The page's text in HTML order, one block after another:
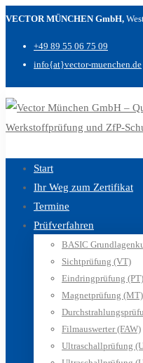
VECTOR MÜNCHEN GmbH,
+49 89 55 06 75 09
info{at}vector-muenchen.de
Start
Ihr Weg zum Zertifikat
Termine
Prüfverfahren
BASIC
Sichtprüfung (VT)
Eindringprüfung (PT)
Magnetprüfung (MT)
Filmauswerter (FAW)
Ultraschallprüfung